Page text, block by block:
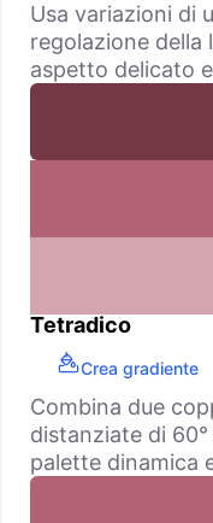
Usa variazioni di
regolazione
aspetto delicato
Tetradico
Crea gradiente
Combina due
distanziate di
palette dinamica